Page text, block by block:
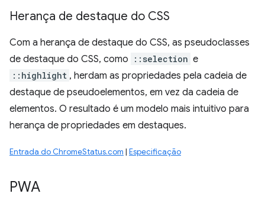
Herança de destaque do CSS
Com a herança de destaque do CSS, as pseudoclasses
de destaque do CSS, como
::selection e
::highlight , herdam as propriedades pela cadeia de
destaque de pseudoelementos, em vez da cadeia de
elementos. O resultado é um modelo mais intuitivo para
herança de propriedades em destaques.
Entrada do ChromeStatus.com | Especificação
PWA